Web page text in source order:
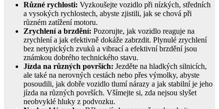
Různé rychlosti: Vyzkoušejte vozidlo při nízkých, středních
a vysokých rychlostech, abyste zjistili, jak se chová při
různém zatížení motoru.
Zrychlení a brzdění: Pozorujte, jak vozidlo reaguje na
zrychlení a jak efektivně dokáže zabrzdit. Plynulé zrychlení
bez netypických zvuků a vibrací a efektivní brzdění jsou
známkou dobrého technického stavu.
Jízda na různých površích: Jezděte na hladkých silnicích,
ale také na nerovných cestách nebo přes výmolky, abyste
posoudili, jak dobře vozidlo tlumí nárazy a jak stabilní je jeho
jízda na různých površích. Všímejte si, zda nejsou slyšet
neobvyklé hluky z podvozku.